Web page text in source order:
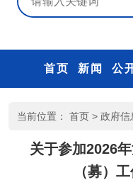
首页 新闻 公
当前位置： 首页 > 政府信
关于参加2026
（募）